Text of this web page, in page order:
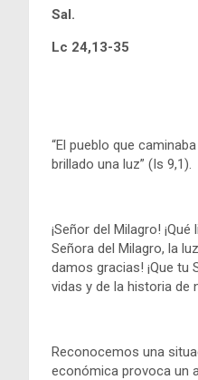
Sal.
Lc 24,13-35
“El pueblo que
brillado una luz” (Is 9,1).
¡Señor del Milagro!
Señora del Milagro, la
damos gracias! ¡Que
vidas y de la historia de
Reconocemos una
económica provoca un